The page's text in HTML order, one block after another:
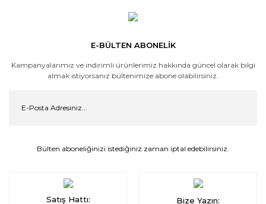
E-BÜLTEN ABONELİK
Kampanyalarımız ve indirimli ürünlerimiz hakkında güncel olarak bilgi
almak istiyorsanız bültenimize abone olabilirsiniz.
Bülten aboneliğinizi istediğiniz zaman iptal edebilirsiniz.
Satış Hattı: Bize Yazın: